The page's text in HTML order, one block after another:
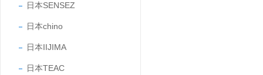
日本SENSEZ
日本chino
日本IIJIMA
日本TEAC